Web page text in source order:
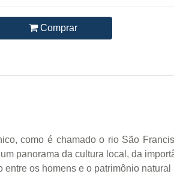
Comprar
como é chamado o rio São
panorama da cultura local, da
os homens e o patrimônio